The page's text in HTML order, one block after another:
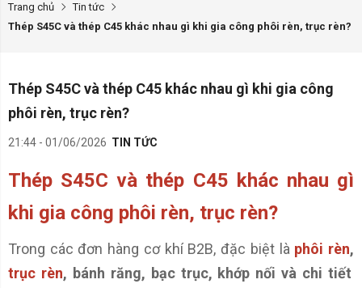
Trang chủ
Tin tức
Thép S45C và thép C45 khác nhau gì khi gia công phôi rèn, trục rèn?
Thép S45C và thép C45 khác nhau gì khi gia công
phôi rèn, trục rèn?
21:44 - 01/06/2026 TIN TỨC
Thép S45C và thép C45 khác nhau gì
khi gia công phôi rèn, trục rèn?
Trong các đơn hàng cơ khí B2B, đặc biệt là phôi rèn,
trục rèn, bánh răng, bạc trục, khớp nối và chi tiết